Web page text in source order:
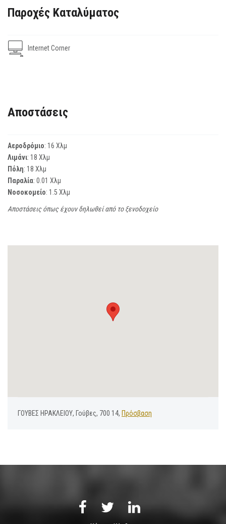
Παροχές Καταλύματος
Internet Corner
Αποστάσεις
Αεροδρόμιο: 16 Χλμ
Λιμάνι: 18 Χλμ
Πόλη: 18 Χλμ
Παραλία: 0.01 Χλμ
Νοσοκομείο: 1.5 Χλμ
Αποστάσεις όπως έχουν δηλωθεί από το ξενοδοχείο
ΓΟΥΒΕΣ ΗΡΑΚΛΕΙΟΥ, Γούβες, 700 14, Πρόσβαση